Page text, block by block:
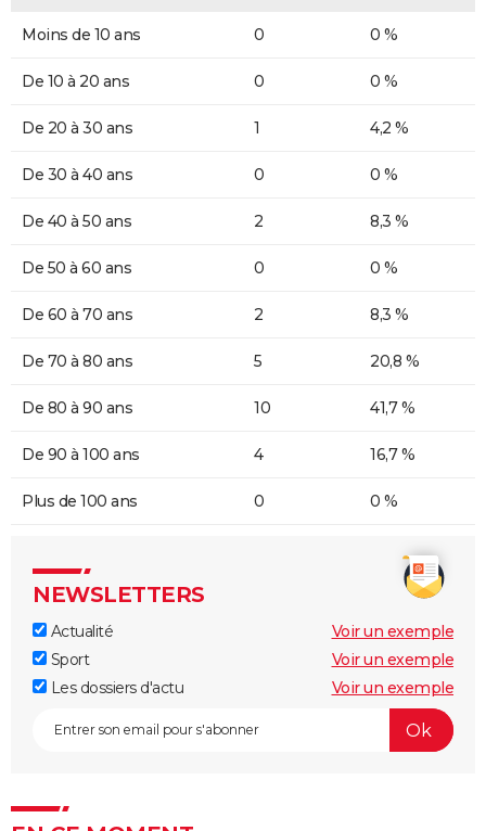
Moins de 10 ans 0 0 %
De 10 à 20 ans 0 0 %
De 20 à 30 ans 1 4,2 %
De 30 à 40 ans 0 0 %
De 40 à 50 ans 2 8,3 %
De 50 à 60 ans 0 0 %
De 60 à 70 ans 2 8,3 %
De 70 à 80 ans 5 20,8 %
De 80 à 90 ans 10 41,7 %
De 90 à 100 ans 4 16,7 %
Plus de 100 ans 0 0 %
NEWSLETTERS
Actualité
Voir un exemple
Sport
Voir un exemple
Les dossiers d'actu
Voir un exemple